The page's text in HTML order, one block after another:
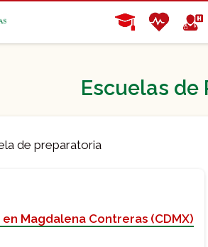
Escuelas de
de preparatoria
Magdalena Contreras (CDMX)